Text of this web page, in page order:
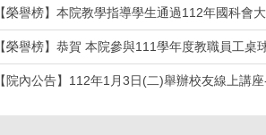
【榮譽榜】本院教學指導學生通過112年國科會
【榮譽榜】恭賀 本院參與111學年度教職員工桌
【院內公告】112年1月3日(二)舉辦校友線上講